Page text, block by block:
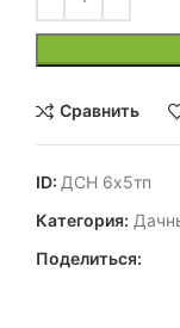
Сравнить
ID: ДСН 6х5тп
Категория:
Поделиться: